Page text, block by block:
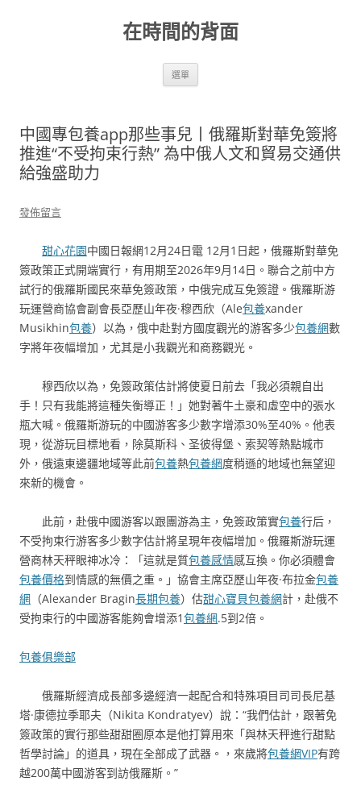
在時間的背面
選單
中國專包養app那些事兒丨俄羅斯對華免簽將
推進“不受拘束行熱” 為中俄人文和貿易交通供
給強盛助力
發佈留言
甜心花園中國日報網12月24日電 12月1日起，俄羅斯對華免
簽政策正式開端實行，有用期至2026年9月14日。聯合之前中方
試行的俄羅斯國民來華免簽政策，中俄完成互免簽證。俄羅斯游
玩運營商協會副會長亞歷山年夜·穆西欣（Ale包養xander
Musikhin包養）以為，俄中赴對方國度觀光的游客多少包養網數
字將年夜幅增加，尤其是小我觀光和商務觀光。
穆西欣以為，免簽政策估計將使夏日前去「我必須親自出
手！只有我能將這種失衡導正！」她對著牛土豪和虛空中的張水
瓶大喊。俄羅斯游玩的中國游客多少數字增添30%至40%。他表
現，從游玩目標地看，除莫斯科、圣彼得堡、索契等熱點城市
外，俄遠東邊疆地域等此前包養熱包養網度稍遜的地域也無望迎
來新的機會。
此前，赴俄中國游客以跟團游為主，免簽政策實包養行后，
不受拘束行游客多少數字估計將呈現年夜幅增加。俄羅斯游玩運
營商林天秤眼神冰冷：「這就是質包養感情感互換。你必須體會
包養價格到情感的無價之重。」協會主席亞歷山年夜·布拉金包養
網 （Alexander Bragin長期包養）估甜心寶貝包養網計，赴俄不
受拘束行的中國游客能夠會增添1包養網.5到2倍。
包養俱樂部
俄羅斯經濟成長部多邊經濟一起配合和特殊項目司司長尼基
塔·康德拉季耶夫（Nikita Kondratyev）說：“我們估計，跟著免
簽政策的實行那些甜甜圈原本是他打算用來「與林天秤進行甜點
哲學討論」的道具，現在全部成了武器。，來歲將包養網VIP有跨
越200萬中國游客到訪俄羅斯。”